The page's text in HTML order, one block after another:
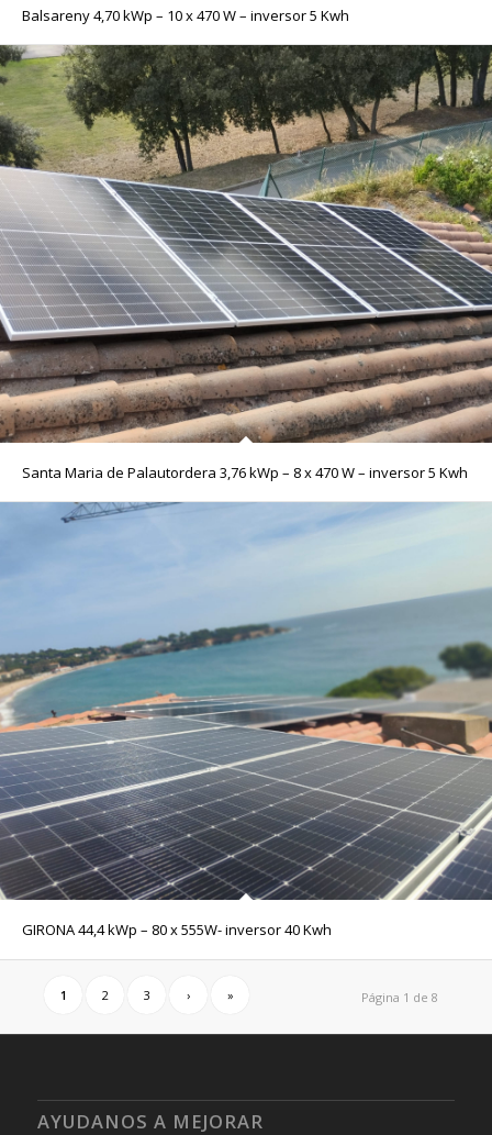
Balsareny 4,70 kWp – 10 x 470 W – inversor 5 Kwh
Santa Maria de Palautordera 3,76 kWp – 8 x 470 W – inversor 5 Kwh
GIRONA 44,4 kWp – 80 x 555W- inversor 40 Kwh
Página 1 de 8
1 2 3 › »
AYUDANOS A MEJORAR